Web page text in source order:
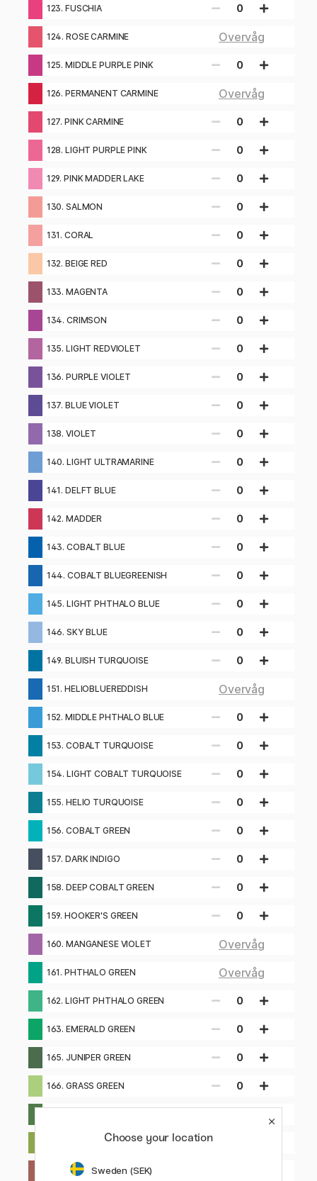
123. FUSCHIA 0
124. ROSE CARMINE Overvåg
125. MIDDLE PURPLE PINK 0
126. PERMANENT CARMINE Overvåg
127. PINK CARMINE 0
128. LIGHT PURPLE PINK 0
129. PINK MADDER LAKE 0
130. SALMON 0
131. CORAL 0
132. BEIGE RED 0
133. MAGENTA 0
134. CRIMSON 0
135. LIGHT REDVIOLET 0
136. PURPLE VIOLET 0
137. BLUE VIOLET 0
138. VIOLET 0
140. LIGHT ULTRAMARINE 0
141. DELFT BLUE 0
142. MADDER 0
143. COBALT BLUE 0
144. COBALT BLUEGREENISH 0
145. LIGHT PHTHALO BLUE 0
146. SKY BLUE 0
149. BLUISH TURQUOISE 0
151. HELIOBLUEREDDISH Overvåg
152. MIDDLE PHTHALO BLUE 0
153. COBALT TURQUOISE 0
154. LIGHT COBALT TURQUOISE 0
155. HELIO TURQUOISE 0
156. COBALT GREEN 0
157. DARK INDIGO 0
158. DEEP COBALT GREEN 0
159. HOOKER'S GREEN 0
160. MANGANESE VIOLET Overvåg
161. PHTHALO GREEN Overvåg
162. LIGHT PHTHALO GREEN 0
163. EMERALD GREEN 0
165. JUNIPER GREEN 0
166. GRASS GREEN 0
168. EARTH GREEN YELLOWISH
169. CAPUT MORTUUM
Choose your location
Sweden (SEK)